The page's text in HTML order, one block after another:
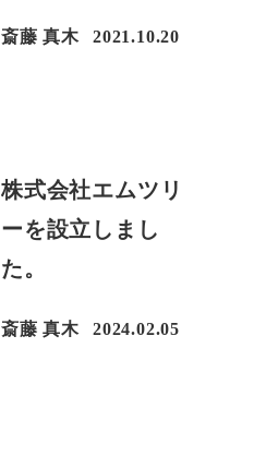
斎藤 真木 2021.10.20
株式会社エムツリ
ーを設立しまし
た。
斎藤 真木 2024.02.05